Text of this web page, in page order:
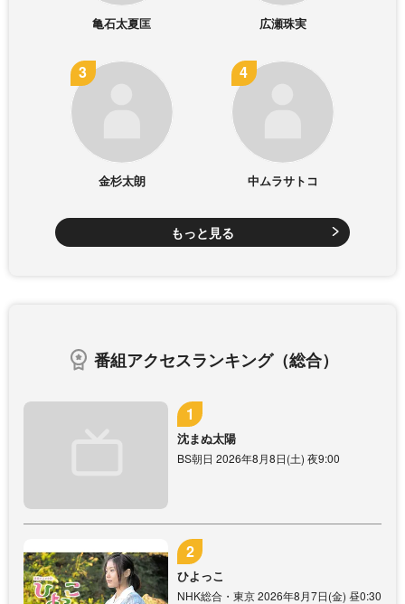
亀石太夏匡 広瀬珠実
金杉太朗 中ムラサトコ
もっと見る
番組アクセスランキング（総合）
沈まぬ太陽
BS朝日 2026年8月8日(土) 夜9:00
ひよっこ
NHK総合・東京 2026年8月7日(金) 昼0:30